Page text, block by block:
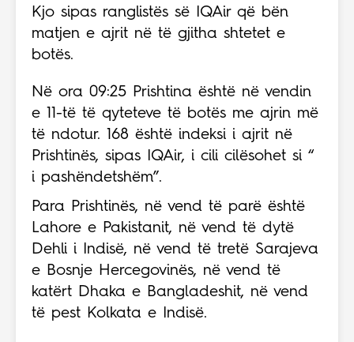
Kjo sipas ranglistës së IQAir që bën
matjen e ajrit në të gjitha shtetet e
botës.
Në ora 09:25 Prishtina është në vendin
e 11-të të qyteteve të botës me ajrin më
të ndotur. 168 është indeksi i ajrit në
Prishtinës, sipas IQAir, i cili cilësohet si “
i pashëndetshëm”.
Para Prishtinës, në vend të parë është
Lahore e Pakistanit, në vend të dytë
Dehli i Indisë, në vend të tretë Sarajeva
e Bosnje Hercegovinës, në vend të
katërt Dhaka e Bangladeshit, në vend
të pest Kolkata e Indisë.